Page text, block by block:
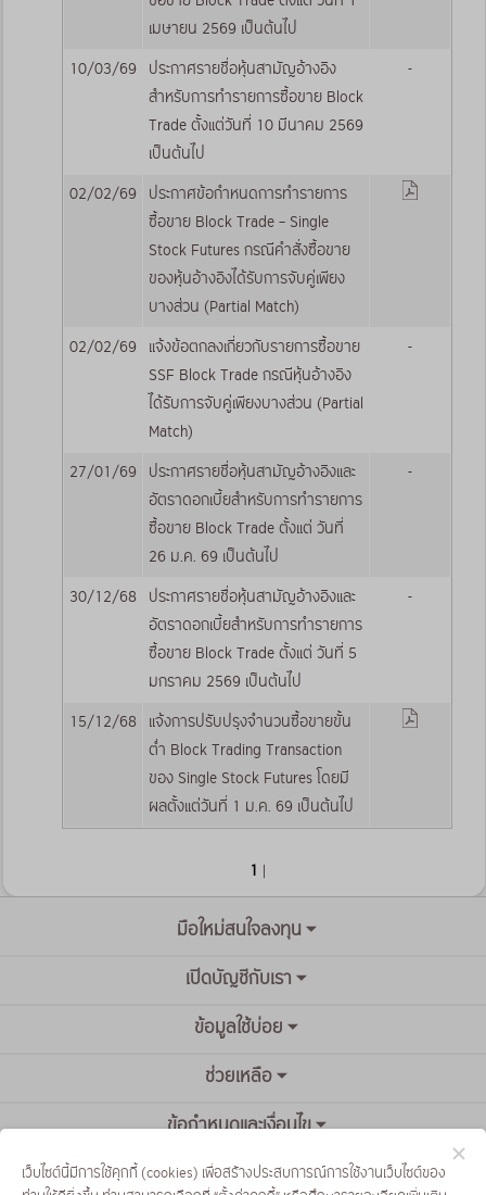
เมษายน 2569 เป็นต้นไป
10/03/69 ประกาศรายชื่อหุ้นสามัญอ้างอิง
สำหรับการทำรายการซื้อขาย Block
Trade ตั้งแต่วันที่ 10 มีนาคม 2569
เป็นต้นไป
-
02/02/69 ประกาศข้อกำหนดการทำรายการ
ซื้อขาย Block Trade – Single
Stock Futures กรณีคำสั่งซื้อขาย
ของหุ้นอ้างอิงได้รับการจับคู่เพียง
บางส่วน (Partial Match)
02/02/69 แจ้งข้อตกลงเกี่ยวกับรายการซื้อขาย
SSF Block Trade กรณีหุ้นอ้างอิง
ได้รับการจับคู่เพียงบางส่วน (Partial
Match)
-
27/01/69 ประกาศรายชื่อหุ้นสามัญอ้างอิงและ
อัตราดอกเบี้ยสำหรับการทำรายการ
ซื้อขาย Block Trade ตั้งแต่ วันที่
26 ม.ค. 69 เป็นต้นไป
-
30/12/68 ประกาศรายชื่อหุ้นสามัญอ้างอิงและ
อัตราดอกเบี้ยสำหรับการทำรายการ
ซื้อขาย Block Trade ตั้งแต่ วันที่ 5
มกราคม 2569 เป็นต้นไป
-
15/12/68 แจ้งการปรับปรุงจำนวนซื้อขายขั้น
ต่ำ Block Trading Transaction
ของ Single Stock Futures โดยมี
ผลตั้งแต่วันที่ 1 ม.ค. 69 เป็นต้นไป
1 |
มือใหม่สนใจลงทุน
เปิดบัญชีกับเรา
ข้อมูลใช้บ่อย
ช่วยเหลือ
ข้อกำหนดและเงื่อนไข
เว็บไซต์นี้มีการใช้คุกกี้ (cookies) เพื่อสร้างประสบการณ์การใช้งานเว็บไซต์ของ